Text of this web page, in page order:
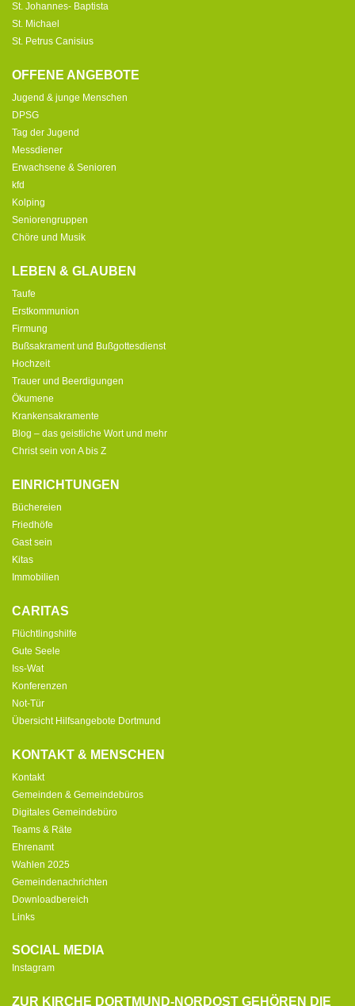
St. Johannes- Baptista
St. Michael
St. Petrus Canisius
OFFENE ANGEBOTE
Jugend & junge Menschen
DPSG
Tag der Jugend
Messdiener
Erwachsene & Senioren
kfd
Kolping
Seniorengruppen
Chöre und Musik
LEBEN & GLAUBEN
Taufe
Erstkommunion
Firmung
Bußsakrament und Bußgottesdienst
Hochzeit
Trauer und Beerdigungen
Ökumene
Krankensakramente
Blog – das geistliche Wort und mehr
Christ sein von A bis Z
EINRICHTUNGEN
Büchereien
Friedhöfe
Gast sein
Kitas
Immobilien
CARITAS
Flüchtlingshilfe
Gute Seele
Iss-Wat
Konferenzen
Not-Tür
Übersicht Hilfsangebote Dortmund
KONTAKT & MENSCHEN
Kontakt
Gemeinden & Gemeindebüros
Digitales Gemeindebüro
Teams & Räte
Ehrenamt
Wahlen 2025
Gemeindenachrichten
Downloadbereich
Links
SOCIAL MEDIA
Instagram
ZUR KIRCHE DORTMUND-NORDOST GEHÖREN DIE